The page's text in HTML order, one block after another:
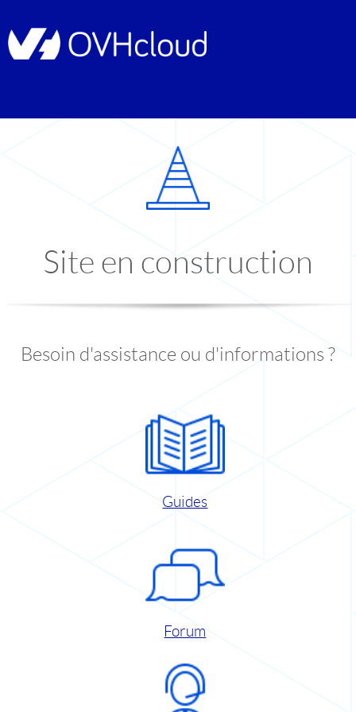
Site en construction
Besoin d'assistance ou d'informations ?
Guides
Forum